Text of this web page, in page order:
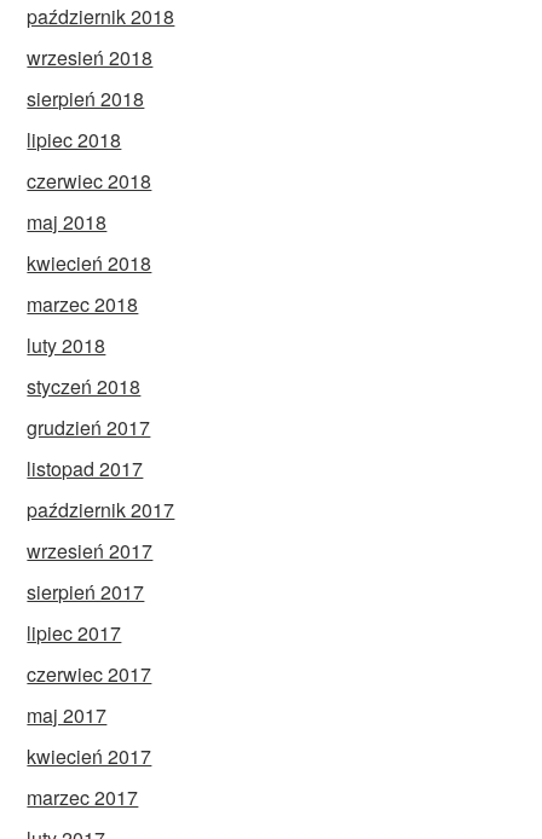
październik 2018
wrzesień 2018
sierpień 2018
lipiec 2018
czerwiec 2018
maj 2018
kwiecień 2018
marzec 2018
luty 2018
styczeń 2018
grudzień 2017
listopad 2017
październik 2017
wrzesień 2017
sierpień 2017
lipiec 2017
czerwiec 2017
maj 2017
kwiecień 2017
marzec 2017